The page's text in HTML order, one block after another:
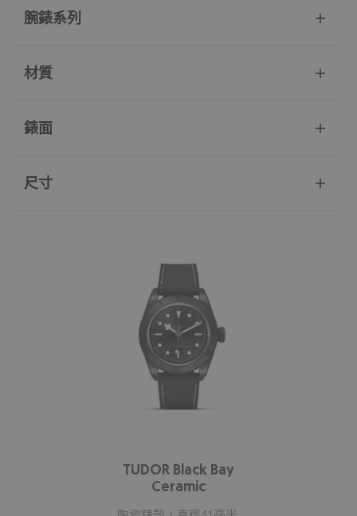
腕錶系列
材質
錶面
尺寸
TUDOR Black Bay
Ceramic